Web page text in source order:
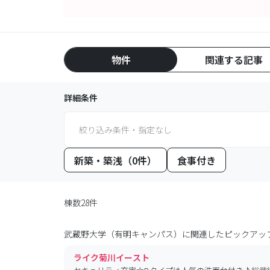
物件 関連する記事
詳細条件
絞り込み条件・指定なし
新築・築浅（0件） 食事付き
棟数28件
武蔵野大学（有明キャンパス） に関連したピックアッ
ライク菊川イースト